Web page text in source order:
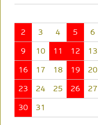
2 3 4 5 6
9 10 11 12 13
16 17 18 19 20
23 24 25 26 27
30 31